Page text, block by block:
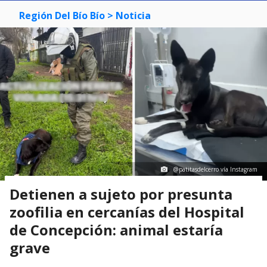
Región Del Bío Bío > Noticia
@patitasdelcerro vía Instagram
Detienen a sujeto por presunta
zoofilia en cercanías del Hospital
de Concepción: animal estaría
grave